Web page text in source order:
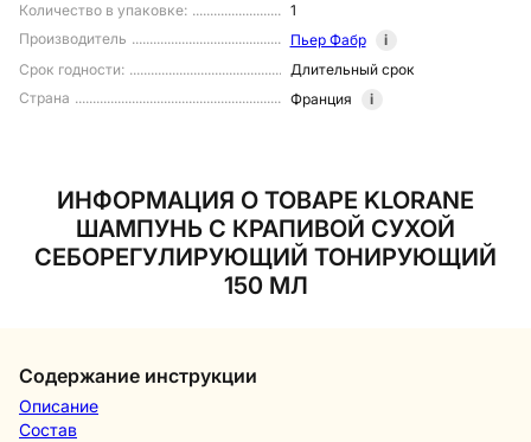
Количество в упаковке:
1
Производитель
Пьер Фабр
i
Срок годности:
Длительный срок
Страна
Франция i
ИНФОРМАЦИЯ О ТОВАРЕ KLORANE
ШАМПУНЬ С КРАПИВОЙ СУХОЙ
СЕБОРЕГУЛИРУЮЩИЙ ТОНИРУЮЩИЙ
150 МЛ
Содержание инструкции
Описание
Состав